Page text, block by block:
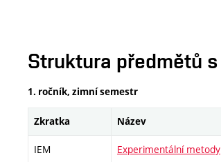
Struktura předmětů
1. ročník, zimní semestr
Zkratka Název
IEM Experimentální metody